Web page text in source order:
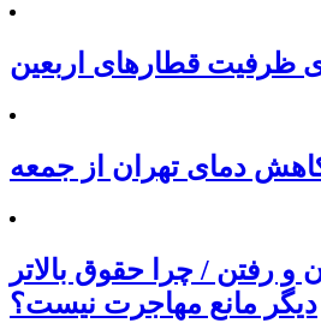
دمای تهران از جمعه
و رفتن / چرا حقوق بالاتر
دیگر مانع مهاجرت نیست؟